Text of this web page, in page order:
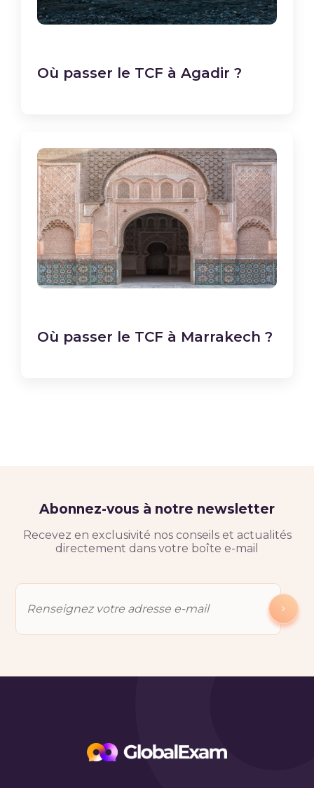
Où passer le TCF à Agadir ?
Où passer le TCF à Marrakech ?
Abonnez-vous à notre newsletter
Recevez en exclusivité nos conseils et actualités
directement dans votre boîte e-mail